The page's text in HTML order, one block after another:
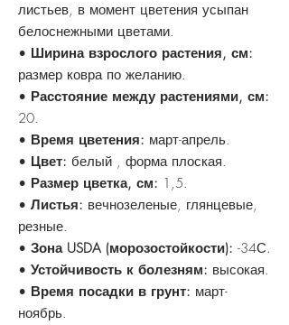
листьев, в момент цветения усыпан
белоснежными цветами.
• Ширина взрослого растения, см:
размер ковра по желанию.
• Расстояние между растениями, см:
20.
• Время цветения: март-апрель.
• Цвет: белый , форма плоская.
• Размер цветка, см: 1,5.
• Листья: вечнозеленые, глянцевые,
резные.
• Зона USDA (морозостойкости): -34С.
• Устойчивость к болезням: высокая.
• Время посадки в грунт: март-
ноябрь.